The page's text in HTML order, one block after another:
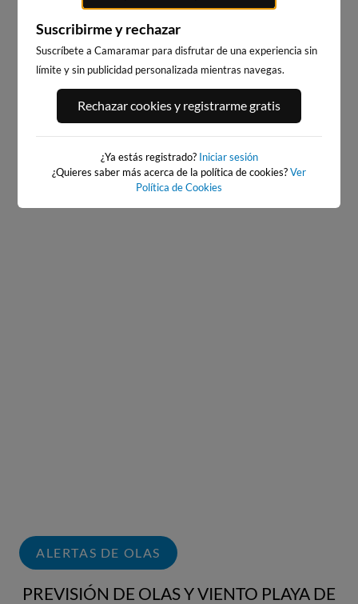
ILLA PACHA
30km · Ribadeo
0.0 m CHOPI
RIBADEO
0.0 m CHOPI
ALERTAS DE OLAS
PREVISIÓN DE OLAS Y VIENTO PLAYA DE
Suscribirme y rechazar
Suscríbete a Camaramar para disfrutar de una experiencia sin
límite y sin publicidad personalizada mientras navegas.
Rechazar cookies y registrarme gratis
¿Ya estás registrado? Iniciar sesión
¿Quieres saber más acerca de la política de cookies?Ver
Política de Cookies